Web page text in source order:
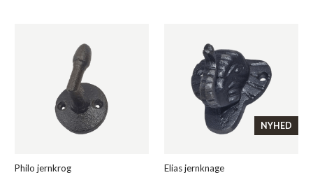
Philo jernkrog
NYHED
Elias jernknage